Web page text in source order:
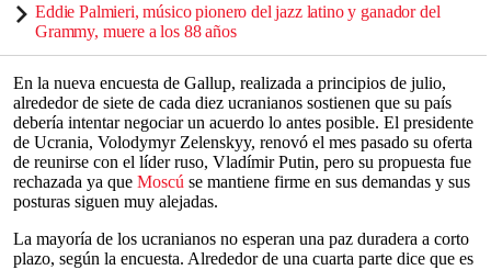
Eddie Palmieri, músico pionero del jazz latino y ganador del
Grammy, muere a los 88 años
En la nueva encuesta de Gallup, realizada a principios de julio,
alrededor de siete de cada diez ucranianos sostienen que su país
debería intentar negociar un acuerdo lo antes posible. El presidente
de Ucrania, Volodymyr Zelenskyy, renovó el mes pasado su oferta
de reunirse con el líder ruso, Vladímir Putin, pero su propuesta fue
rechazada ya que Moscú se mantiene firme en sus demandas y sus
posturas siguen muy alejadas.
La mayoría de los ucranianos no esperan una paz duradera a corto
plazo, según la encuesta. Alrededor de una cuarta parte dice que es